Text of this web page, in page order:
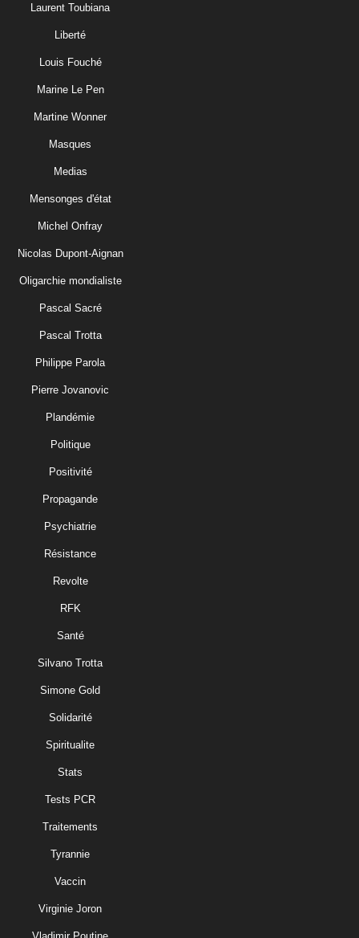
Laurent Toubiana
Liberté
Louis Fouché
Marine Le Pen
Martine Wonner
Masques
Medias
Mensonges d'état
Michel Onfray
Nicolas Dupont-Aignan
Oligarchie mondialiste
Pascal Sacré
Pascal Trotta
Philippe Parola
Pierre Jovanovic
Plandémie
Politique
Positivité
Propagande
Psychiatrie
Résistance
Revolte
RFK
Santé
Silvano Trotta
Simone Gold
Solidarité
Spiritualite
Stats
Tests PCR
Traitements
Tyrannie
Vaccin
Virginie Joron